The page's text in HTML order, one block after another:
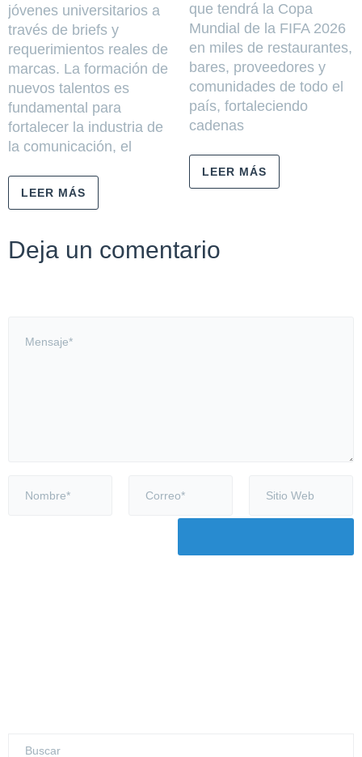
jóvenes universitarios a
través de briefs y
requerimientos reales de
marcas. La formación de
nuevos talentos es
fundamental para
fortalecer la industria de
la comunicación, el
LEER MÁS
que tendrá la Copa
Mundial de la FIFA 2026
en miles de restaurantes,
bares, proveedores y
comunidades de todo el
país, fortaleciendo
cadenas
LEER MÁS
Deja un comentario